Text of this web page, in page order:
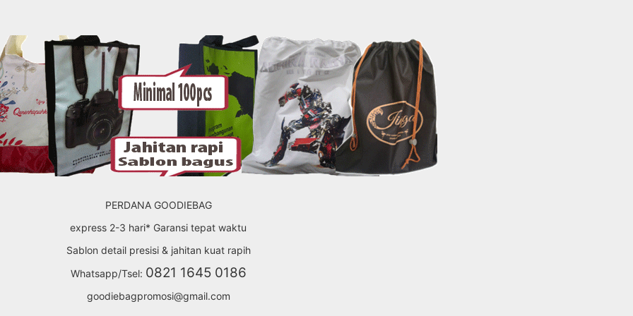
PERDANA GOODIEBAG
express 2-3 hari* Garansi tepat waktu
Sablon detail presisi & jahitan kuat rapih
Whatsapp/Tsel: 0821 1645 0186
goodiebagpromosi@gmail.com